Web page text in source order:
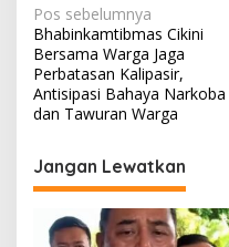
N
a
v
i
a
Pos sebelumnya
Bhabinkamtibmas Cikini
Bersama Warga Jaga
Perbatasan Kalipasir,
Antisipasi Bahaya Narkoba
dan Tawuran Warga
Jangan Lewatkan